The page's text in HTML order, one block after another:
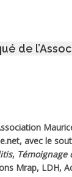
*
de
, avec le
, Témoignage
Mrap, LDH,